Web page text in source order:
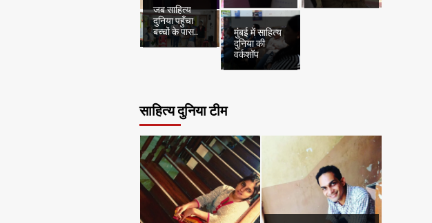
जब साहित्य
दुनिया पहुँचा
बच्चों के पास..
मुंबई में साहित्य
दुनिया की
वर्कशॉप
साहित्य दुनिया टीम